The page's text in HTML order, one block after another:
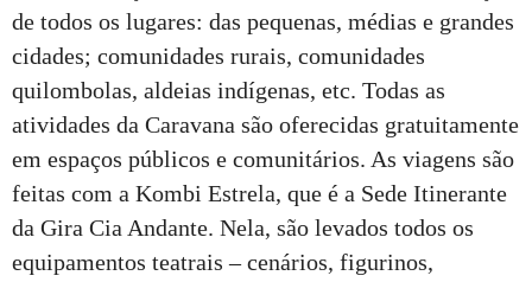
de todos os lugares: das pequenas, médias e grandes
cidades; comunidades rurais, comunidades
quilombolas, aldeias indígenas, etc. Todas as
atividades da Caravana são oferecidas gratuitamente
em espaços públicos e comunitários. As viagens são
feitas com a Kombi Estrela, que é a Sede Itinerante
da Gira Cia Andante. Nela, são levados todos os
equipamentos teatrais – cenários, figurinos,